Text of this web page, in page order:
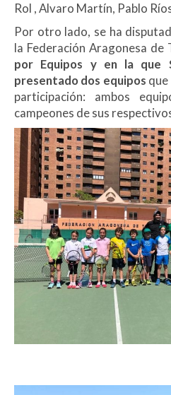
Rol , Alvaro Martín, Pablo
Por otro lado, se ha
la Federación Aragonesa de
por Equipos y en la que
presentado dos equipos
participación: ambos
campeones de sus